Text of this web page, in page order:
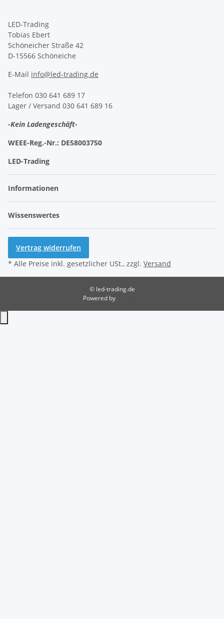
LED-Trading
Tobias Ebert
Schöneicher Straße 42
D-15566 Schöneiche
E-Mail info@led-trading.de
Telefon 030 641 689 17
Lager / Versand 030 641 689 16
-Kein Ladengeschäft-
WEEE-Reg.-Nr.: DE58003750
LED-Trading
Informationen
Wissenswertes
Vertrag widerrufen
* Alle Preise inkl. gesetzlicher USt., zzgl. Versand
© led-trading.de
Powered by